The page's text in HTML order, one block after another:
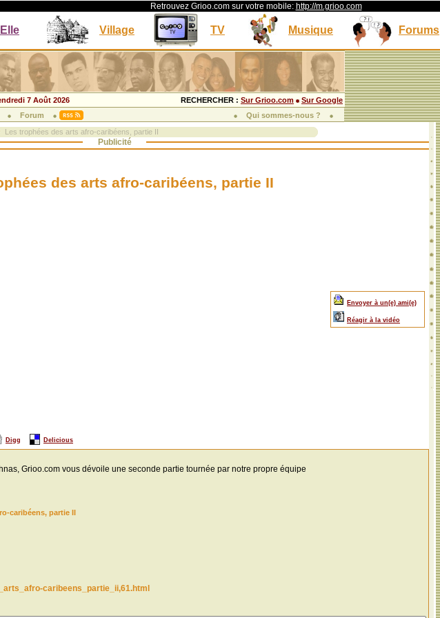
Retrouvez Grioo.com sur votre mobile: http://m.grioo.com
Village TV Musique Forums
7 Août 2026 RECHERCHER : Sur Grioo.com
Sur Google
Forum
Qui sommes-nous ?
Les trophées des arts afro-caribéens, partie II
Publicité
des arts afro-caribéens, partie II
Envoyer à un(e) ami(e)
Réagir à la vidéo
Digg Delicious
Grioo.com vous dévoile une seconde partie tournée par notre propre équipe
caribéens, partie II
caribeens_partie_ii,61.html